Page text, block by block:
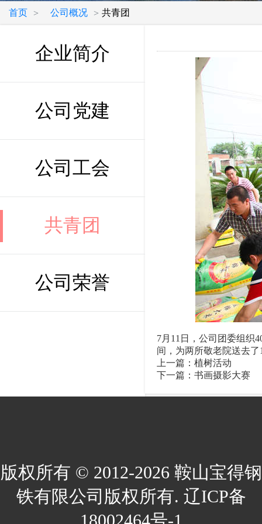
首页 > 公司概况 > 共青团
企业简介
公司党建
公司工会
共青团
公司荣誉
7月11日，公司团委组织
间，为两所敬老院送去了
上一篇： 植树活动
下一篇： 书画摄影大赛
版权所有 © 2012-2026 鞍山宝得钢
铁有限公司版权所有. 辽ICP备
18002464号-1